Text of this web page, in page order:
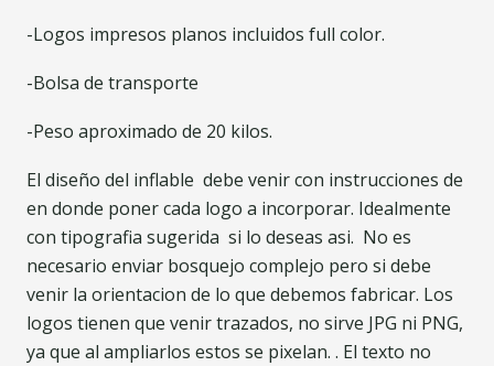
-Logos impresos planos incluidos full color.
-Bolsa de transporte
-Peso aproximado de 20 kilos.
El diseño del inflable debe venir con instrucciones de
en donde poner cada logo a incorporar. Idealmente
con tipografia sugerida si lo deseas asi. No es
necesario enviar bosquejo complejo pero si debe
venir la orientacion de lo que debemos fabricar. Los
logos tienen que venir trazados, no sirve JPG ni PNG,
ya que al ampliarlos estos se pixelan. . El texto no